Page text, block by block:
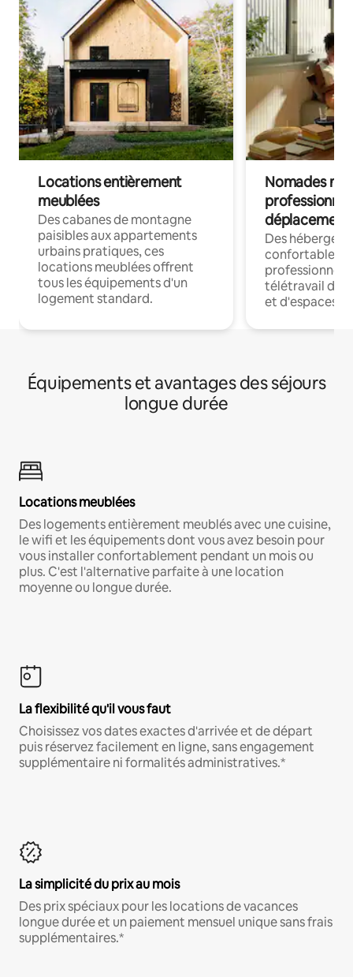
Locations entièrement
meublées
Des cabanes de montagne
paisibles aux appartements
urbains pratiques, ces
locations meublées offrent
tous les équipements d'un
logement standard.
Nomades
déplacement
Des
confortables
professionnels
télétravail
et d'espaces
Équipements et avantages des séjours
longue durée
Locations meublées
Des logements entièrement meublés avec une cuisine,
le wifi et les équipements dont vous avez besoin pour
vous installer confortablement pendant un mois ou
plus. C'est l'alternative parfaite à une location
moyenne ou longue durée.
La flexibilité qu'il vous faut
Choisissez vos dates exactes d'arrivée et de départ
puis réservez facilement en ligne, sans engagement
supplémentaire ni formalités administratives.*
La simplicité du prix au mois
Des prix spéciaux pour les locations de vacances
longue durée et un paiement mensuel unique sans frais
supplémentaires.*